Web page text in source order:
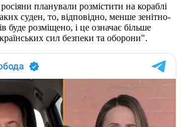
планували розмістити на кораблі
суден, то, відповідно, менше зенітно-
буде розміщено, і це означає більше
сил безпеки та оборони".